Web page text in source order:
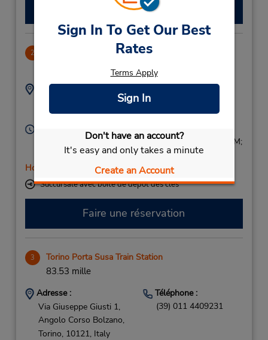
Sign In To Get Our Best
Rates
Terms Apply
Sign In
Don't have an account?
It's easy and only takes a minute
Create an Account
Faire une réservation
2
Adresse :
Annecy, 74000, France
Mon - Fri 8:30 AM - 12:00 PM and 1:30 PM - 5:30 PM;
Sat 9:00 AM - 12:30 PM and 1:00 PM - 3:00 PM
Holiday Hours
Succursale avec boîte de dépôt des clés
Faire une réservation
3 Torino Porta Susa Train Station
83.53 mille
Adresse :
Via Giuseppe Giusti 1,
Angolo Corso Bolzano,
Torino, 10121, Italy
Téléphone :
(39) 011 4409231